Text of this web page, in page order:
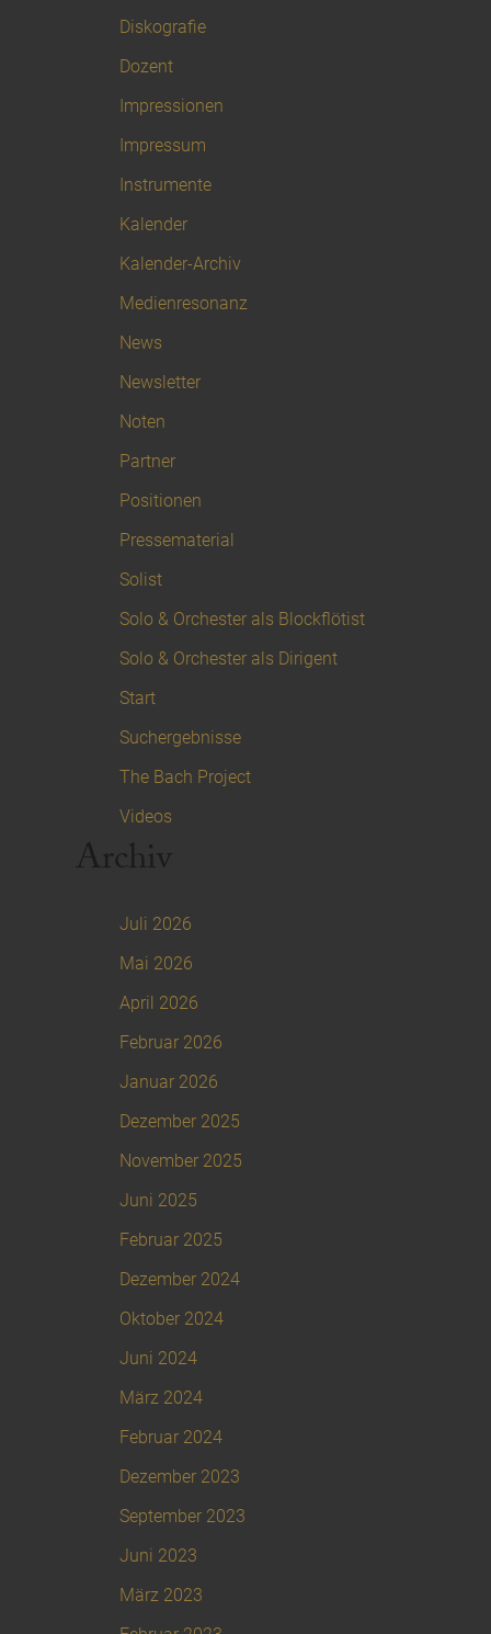
Diskografie
Dozent
Impressionen
Impressum
Instrumente
Kalender
Kalender-Archiv
Medienresonanz
News
Newsletter
Noten
Partner
Positionen
Pressematerial
Solist
Solo & Orchester als Blockflötist
Solo & Orchester als Dirigent
Start
Suchergebnisse
The Bach Project
Videos
Archiv
Juli 2026
Mai 2026
April 2026
Februar 2026
Januar 2026
Dezember 2025
November 2025
Juni 2025
Februar 2025
Dezember 2024
Oktober 2024
Juni 2024
März 2024
Februar 2024
Dezember 2023
September 2023
Juni 2023
März 2023